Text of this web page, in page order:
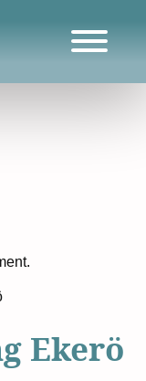
Ekerö